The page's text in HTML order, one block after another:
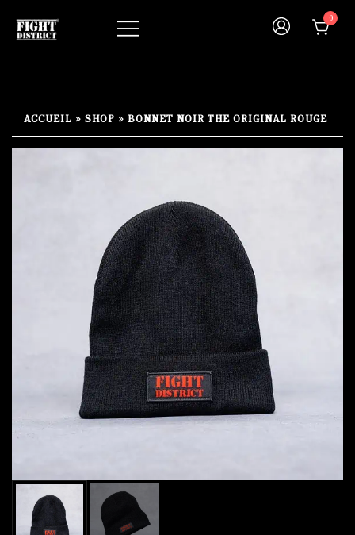
0
ACCUEIL » SHOP » BONNET NOIR THE ORIGINAL ROUGE